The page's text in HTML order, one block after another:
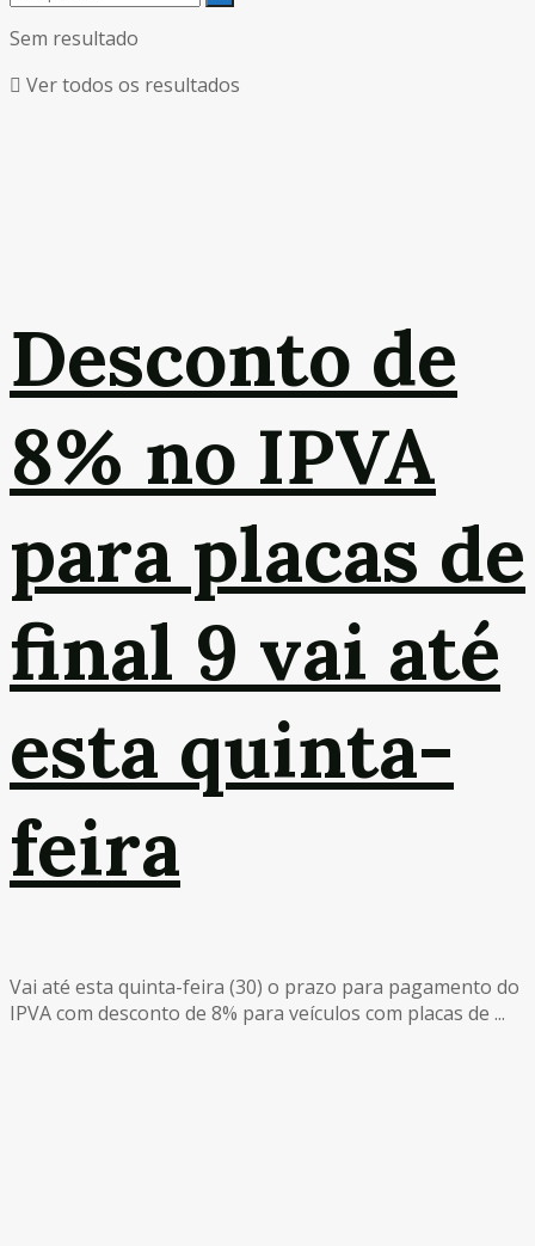
Sem resultado
Ver todos os resultados
Desconto de
8% no IPVA
para placas de
final 9 vai até
esta quinta-
feira
Vai até esta quinta-feira (30) o prazo para pagamento do
IPVA com desconto de 8% para veículos com placas de ...